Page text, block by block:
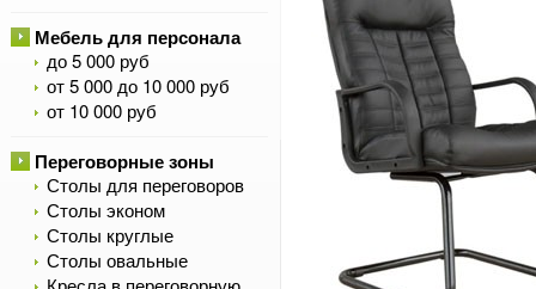
Мебель для персонала
до 5 000 руб
от 5 000 до 10 000 руб
от 10 000 руб
Переговорные зоны
Столы для переговоров
Столы эконом
Столы круглые
Столы овальные